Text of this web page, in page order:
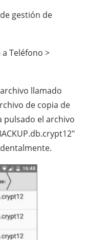
gestión de
Teléfono >
llamado
de copia de
pulsado el archivo